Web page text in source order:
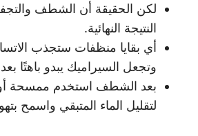
لكن الحقيقة أن الشطف
النتيجة النهائية.
أي بقايا منظفات ستجذب
وتجعل السيراميك يبدو باهتًا
بعد الشطف استخدم ممسحة
لتقليل الماء المتبقي واسمح